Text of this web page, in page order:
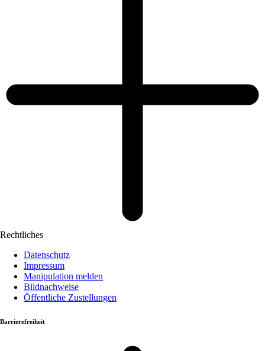
Rechtliches
Datenschutz
Impressum
Manipulation melden
Bildnachweise
Öffentliche Zustellungen
Barrierefreiheit